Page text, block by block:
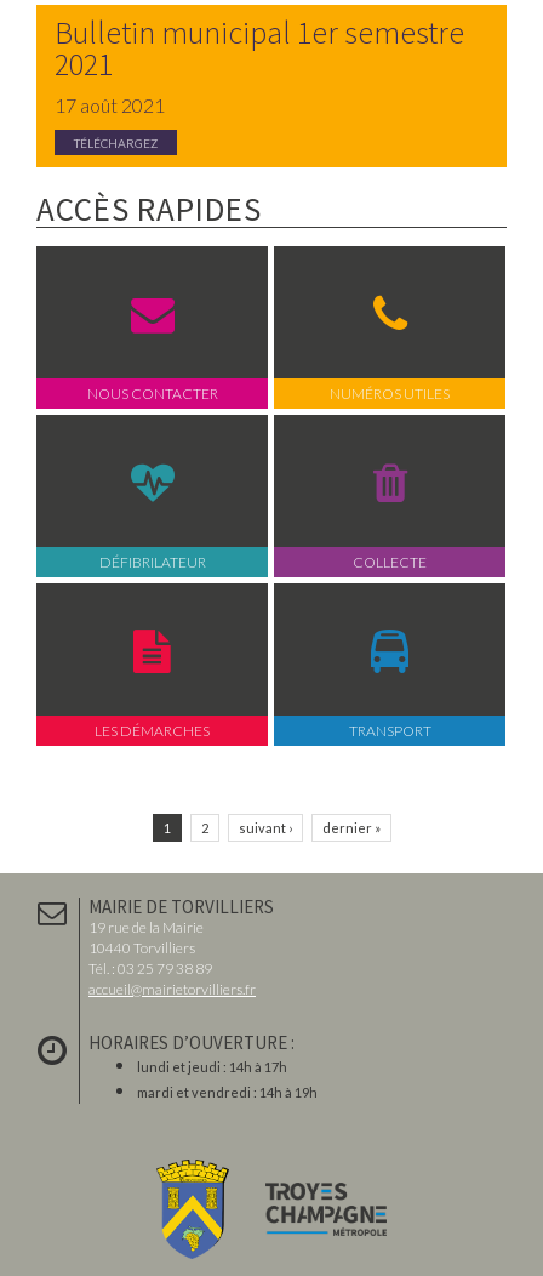
Bulletin municipal 1er semestre
2021
17 août 2021
TÉLÉCHARGEZ
ACCÈS RAPIDES
NOUS CONTACTER NUMÉROS UTILES
DÉFIBRILATEUR COLLECTE
LES DÉMARCHES TRANSPORT
1 2 suivant › dernier »
MAIRIE DE TORVILLIERS
19 rue de la Mairie
10440 Torvilliers
Tél. : 03 25 79 38 89
accueil@mairietorvilliers.fr
HORAIRES D’OUVERTURE :
lundi et jeudi : 14h à 17h
mardi et vendredi : 14h à 19h